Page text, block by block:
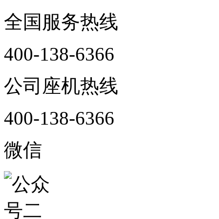
全国服务热线
400-138-6366
公司座机热线
400-138-6366
微信